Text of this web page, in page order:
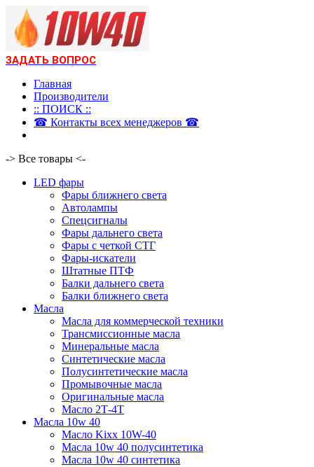
ЗАДАТЬ ВОПРОС
Главная
Производители
:: ПОИСК ::
☎ Контакты всех менеджеров ☎
-> Все товары <-
LED фары
Фары ближнего света
Автолампы
Спецсигналы
Фары дальнего света
Фары с четкой СТГ
Фары-искатели
Штатные ПТФ
Балки дальнего света
Балки ближнего света
Масла
Масла для коммерческой техники
Трансмиссионные масла
Минеральные масла
Синтетические масла
Полусинтетические масла
Промывочные масла
Оригинальные масла
Масло 2Т-4Т
Масла 10w 40
Mасло Kixx 10W-40
Масла 10w 40 полусинтетика
Масла 10w 40 синтетика